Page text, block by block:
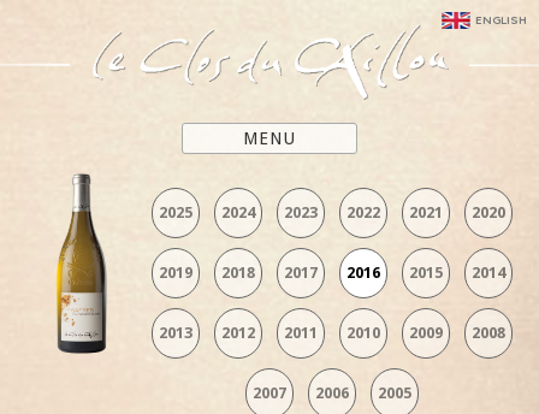
ENGLISH
MENU
2025 2024 2023 2022 2021 2020
2019 2018 2017 2016 2015 2014
2013 2012 2011 2010 2009 2008
2007 2006 2005